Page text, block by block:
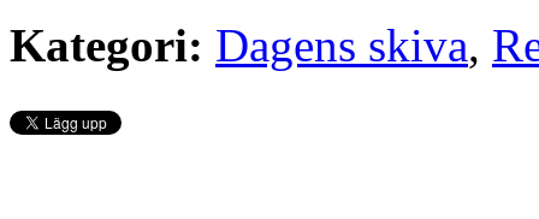
Kategori: Dagens skiva,